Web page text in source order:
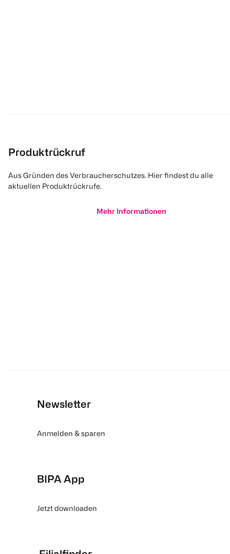
Produktrückruf
Aus Gründen des Verbraucherschutzes. Hier findest du alle
aktuellen Produktrückrufe.
Mehr Informationen
Newsletter
Anmelden & sparen
BIPA App
Jetzt downloaden